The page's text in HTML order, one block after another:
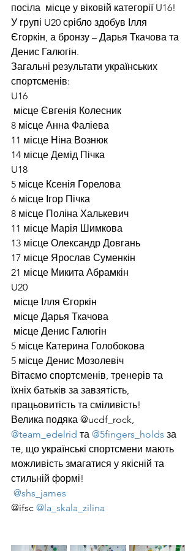
посіла  місце у віковій категорії U16!
У групі U20 срібло здобув Ілля
Єгоркін, а бронзу – Дарья Ткачова та
Денис Галюгін.
Загальні результати українських
спортсменів:
U16
місце Євгенія Колесник
8 місце Анна Фаліева
11 місце Ніна Вознюк
14 місце Демід Пічка
U18
5 місце Ксенія Горелова
6 місце Ігор Пічка
8 місце Поліна Халькевич
11 місце Марія Шимкова
13 місце Олександр Довгань
17 місце Ярослав Суменкін
21 місце Микита Абрамкін
U20
місце Ілля Єгоркін
місце Дарья Ткачова
місце Денис Галюгін
5 місце Катерина Голобокова
5 місце Денис Мозолевіч
Вітаємо спортсменів, тренерів та
їхніх батьків за завзятість,
працьовитість та сміливість!
Велика подяка @ucdf_rock,
@team_edelrid та @5fingers_holds за
те, що українські спортсмени мають
можливість змагатися у якісній та
стильній формі!
@shs_james
@ifsc @la_skala_zilina